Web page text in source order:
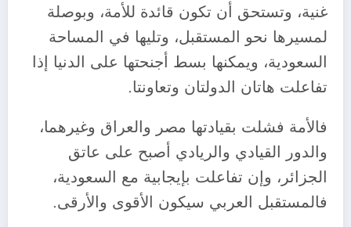
غنية، وتستحق أن تكون قائدة للأمة، وبوصلة
لمسيرها نحو المستقبل، وتليها في المساحة
السعودية، ويمكنها بسط أجنحتها على الدنيا إذا
تفاعلت هاتان الدولتان وتعاونتا.
فالأمة فشلت بقيادتها مصر والعراق وغيرهما،
والدور القيادي والريادي أصبح على عاتق
الجزائر، وإن تفاعلت بإيجابية مع السعودية،
فالمستقبل العربي سيكون الأقوى والأرقى.